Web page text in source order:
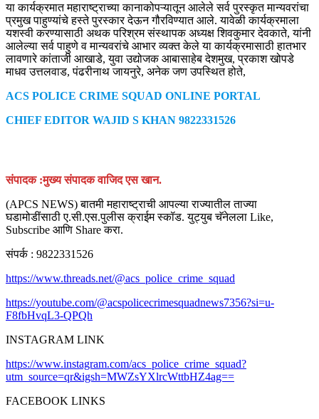
या कार्यक्रमात महाराष्ट्राच्या कानाकोपऱ्यातून आलेले सर्व पुरस्कृत मान्यवरांचा
प्रमुख पाहुण्यांचे हस्ते पुरस्कार देऊन गौरविण्यात आले. यावेळी कार्यक्रमाला
यशस्वी करण्यासाठी अथक परिश्रम संस्थापक अध्यक्ष शिवकुमार देवकाते, यांनी
आलेल्या सर्व पाहुणे व मान्यवरांचे आभार व्यक्त केले या कार्यक्रमासाठी हातभार
लावणारे कांताजी आखाडे, युवा उद्योजक आबासाहेब देशमुख, प्रकाश खोपडे
माधव उत्तलवाड, पंढरीनाथ जायनुरे, अनेक जण उपस्थित होते,
ACS POLICE CRIME SQUAD ONLINE PORTAL
CHIEF EDITOR WAJID S KHAN 9822331526
संपादक :मुख्य संपादक वाजिद एस खान.
(APCS NEWS) बातमी महाराष्ट्राची आपल्या राज्यातील ताज्या
घडामोडींसाठी ए.सी.एस.पुलीस क्राईम स्कॉड. युट्युब चॅनेलला Like,
Subscribe आणि Share करा.
संपर्क : 9822331526
https://www.threads.net/@acs_police_crime_squad
https://youtube.com/@acspolicecrimesquadnews7356?si=u-
F8fbHvqL3-QPQh
INSTAGRAM LINK
https://www.instagram.com/acs_police_crime_squad?
utm_source=qr&igsh=MWZsYXlrcWttbHZ4ag==
FACEBOOK LINKS